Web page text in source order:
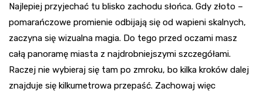
Najlepiej przyjechać tu blisko zachodu słońca. Gdy złoto –
pomarańczowe promienie odbijają się od wapieni skalnych,
zaczyna się wizualna magia. Do tego przed oczami masz
całą panoramę miasta z najdrobniejszymi szczegółami.
Raczej nie wybieraj się tam po zmroku, bo kilka kroków dalej
znajduje się kilkumetrowa przepaść. Zachowaj więc